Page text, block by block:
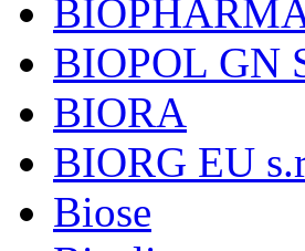
BIOPOL GN
BIORA
BIORG EU
Biose